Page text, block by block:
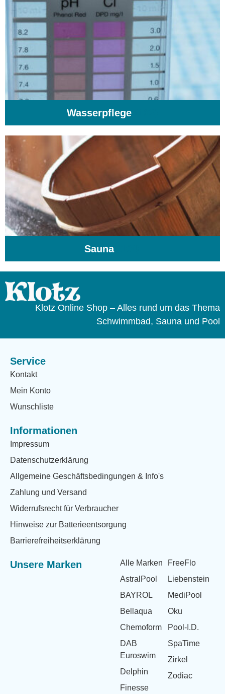
Wasserpflege
Sauna
Klotz Online Shop – Alles rund um das Thema
Schwimmbad, Sauna und Pool
Service
Kontakt
Mein Konto
Wunschliste
Informationen
Impressum
Datenschutzerklärung
Allgemeine Geschäftsbedingungen & Info's
Zahlung und Versand
Widerrufsrecht für Verbraucher
Hinweise zur Batterieentsorgung
Barrierefreiheitserklärung
Unsere Marken
Alle Marken
AstralPool
BAYROL
Bellaqua
Chemoform
DAB
Euroswim
Delphin
Finesse
FreeFlo
Liebenstein
MediPool
Oku
Pool-I.D.
SpaTime
Zirkel
Zodiac